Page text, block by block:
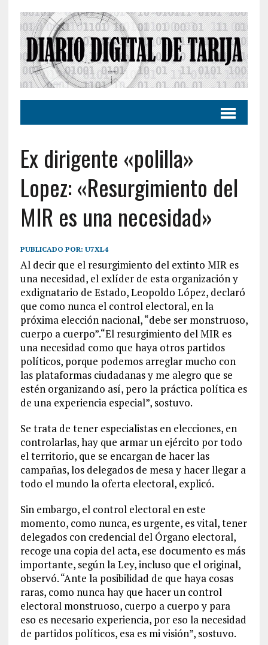
Ex dirigente «polilla»
Lopez: «Resurgimiento del
MIR es una necesidad»
PUBLICADO POR: U7XL4
Al decir que el resurgimiento del extinto MIR es
una necesidad, el exlíder de esta organización y
exdignatario de Estado, Leopoldo López, declaró
que como nunca el control electoral, en la
próxima elección nacional, “debe ser monstruoso,
cuerpo a cuerpo”.“El resurgimiento del MIR es
una necesidad como que haya otros partidos
políticos, porque podemos arreglar mucho con
las plataformas ciudadanas y me alegro que se
estén organizando así, pero la práctica política es
de una experiencia especial”, sostuvo.
Se trata de tener especialistas en elecciones, en
controlarlas, hay que armar un ejército por todo
el territorio, que se encargan de hacer las
campañas, los delegados de mesa y hacer llegar a
todo el mundo la oferta electoral, explicó.
Sin embargo, el control electoral en este
momento, como nunca, es urgente, es vital, tener
delegados con credencial del Órgano electoral,
recoge una copia del acta, ese documento es más
importante, según la Ley, incluso que el original,
observó. “Ante la posibilidad de que haya cosas
raras, como nunca hay que hacer un control
electoral monstruoso, cuerpo a cuerpo y para
eso es necesario experiencia, por eso la necesidad
de partidos políticos, esa es mi visión”, sostuvo.